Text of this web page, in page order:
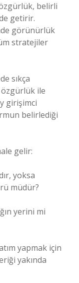
belirli
getirir.
görünürlük
stratejiler
sıkça
ile
girişimci
belirlediği
gelir:
yoksa
müdür?
yerini mi
yapmak için
yakında